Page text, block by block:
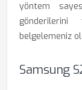
yöntem
belgelemeniz
Samsung